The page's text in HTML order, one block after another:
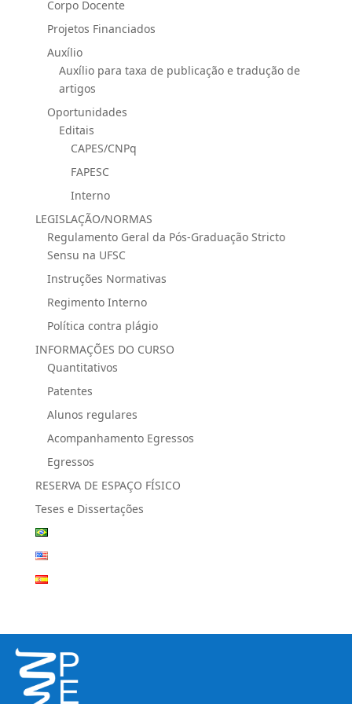
Corpo Docente
Projetos Financiados
Auxílio
Auxílio para taxa de publicação e tradução de
artigos
Oportunidades
Editais
CAPES/CNPq
FAPESC
Interno
LEGISLAÇÃO/NORMAS
Regulamento Geral da Pós-Graduação Stricto
Sensu na UFSC
Instruções Normativas
Regimento Interno
Política contra plágio
INFORMAÇÕES DO CURSO
Quantitativos
Patentes
Alunos regulares
Acompanhamento Egressos
Egressos
RESERVA DE ESPAÇO FÍSICO
Teses e Dissertações